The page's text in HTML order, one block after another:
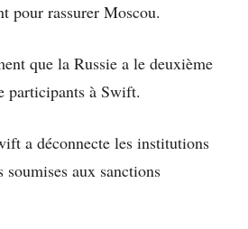
pour rassurer Moscou.
que la Russie a le deuxième
participants à Swift.
a déconnecte les institutions
aux sanctions